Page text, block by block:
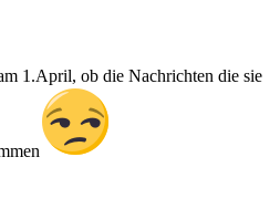
1.April, ob die Nachrichten die sie